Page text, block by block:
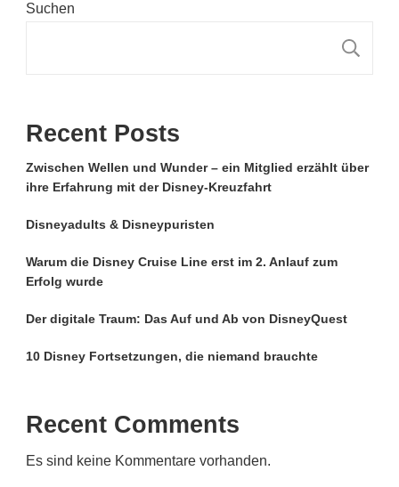
Suchen
Recent Posts
Zwischen Wellen und Wunder – ein Mitglied erzählt über
ihre Erfahrung mit der Disney-Kreuzfahrt
Disneyadults & Disneypuristen
Warum die Disney Cruise Line erst im 2. Anlauf zum
Erfolg wurde
Der digitale Traum: Das Auf und Ab von DisneyQuest
10 Disney Fortsetzungen, die niemand brauchte
Recent Comments
Es sind keine Kommentare vorhanden.